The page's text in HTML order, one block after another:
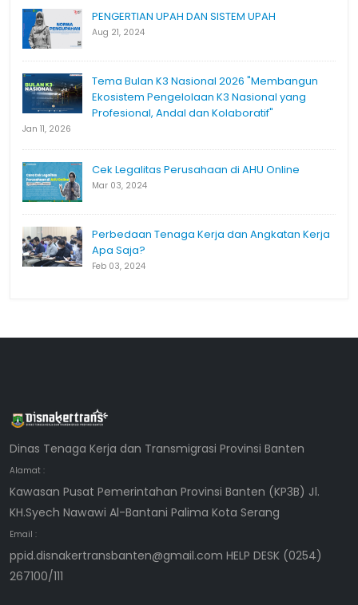
PENGERTIAN UPAH DAN SISTEM UPAH
Aug 21, 2024
Tema Bulan K3 Nasional 2026 "Membangun
Ekosistem Pengelolaan K3 Nasional yang
Profesional, Andal dan Kolaboratif"
Jan 11, 2026
Cek Legalitas Perusahaan di AHU Online
Mar 03, 2024
Perbedaan Tenaga Kerja dan Angkatan Kerja
Apa Saja?
Feb 03, 2024
Dinas Tenaga Kerja dan Transmigrasi Provinsi Banten
Alamat :
Kawasan Pusat Pemerintahan Provinsi Banten (KP3B) Jl.
KH.Syech Nawawi Al-Bantani Palima Kota Serang
Email :
ppid.disnakertransbanten@gmail.com HELP DESK (0254)
267100/111